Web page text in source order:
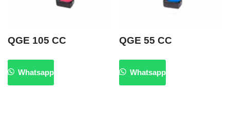
QGE 105 CC
Whatsapp
QGE 55 CC
Whatsapp